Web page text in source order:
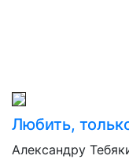
Любить,
Александру